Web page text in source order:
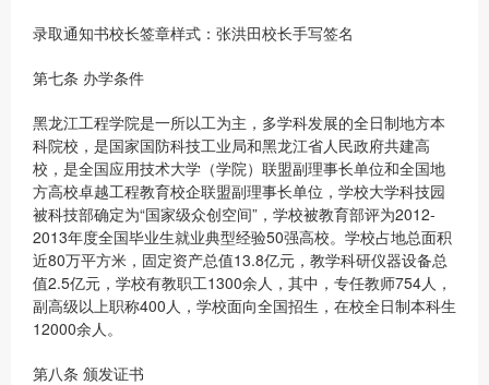
录取通知书校长签章样式：张洪田校长手写签名
第七条 办学条件
黑龙江工程学院是一所以工为主，多学科发展的全日制地方本
科院校，是国家国防科技工业局和黑龙江省人民政府共建高
校，是全国应用技术大学（学院）联盟副理事长单位和全国地
方高校卓越工程教育校企联盟副理事长单位，学校大学科技园
被科技部确定为“国家级众创空间”，学校被教育部评为2012-
2013年度全国毕业生就业典型经验50强高校。学校占地总面积
近80万平方米，固定资产总值13.8亿元，教学科研仪器设备总
值2.5亿元，学校有教职工1300余人，其中，专任教师754人，
副高级以上职称400人，学校面向全国招生，在校全日制本科生
12000余人。
第八条 颁发证书